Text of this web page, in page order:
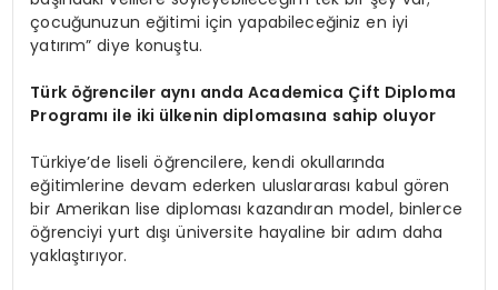
çocuğunuzun eğitimi için yapabileceğiniz en iyi
yatırım” diye konuştu.
Türk öğrenciler aynı anda Academica Çift Diploma
Programı ile iki ülkenin diplomasına sahip oluyor
Türkiye’de liseli öğrencilere, kendi okullarında
eğitimlerine devam ederken uluslararası kabul gören
bir Amerikan lise diploması kazandıran model, binlerce
öğrenciyi yurt dışı üniversite hayaline bir adım daha
yaklaştırıyor.